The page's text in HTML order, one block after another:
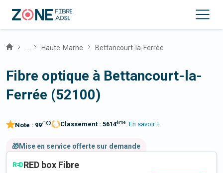
Haute-Marne Bettancourt-la-Ferrée
Fibre optique à Bettancourt-la-
Ferrée (52100)
Note : 99/100 Classement : 5614ème En savoir +
🎁Mise en service offerte sur demande
RED box Fibre